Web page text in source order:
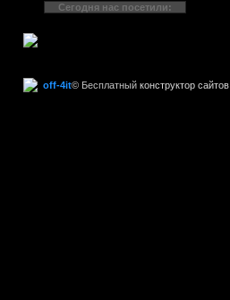
Сегодня нас посетили:
off-4it© Бесплатный конструктор сайтов